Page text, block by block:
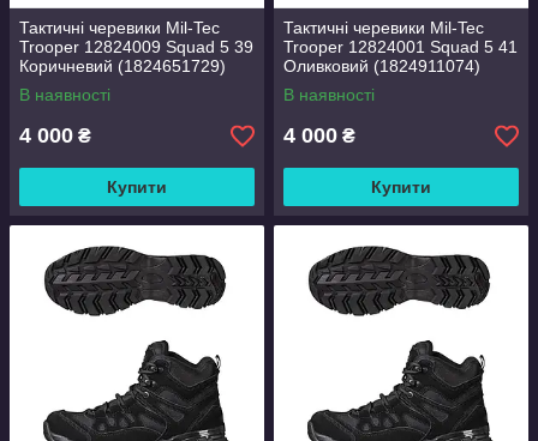
Тактичні черевики Mil-Tec
Trooper 12824009 Squad 5 39
Коричневий (1824651729)
В наявності
4 000 ₴
Купити
Тактичні черевики Mil-Tec
Trooper 12824001 Squad 5 41
Оливковий (1824911074)
В наявності
4 000 ₴
Купити